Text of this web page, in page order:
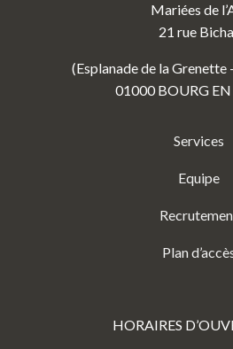
Mariées de
21 rue
(Esplanade de la Grenette
01000 BOURG EN
Services
Equipe
Plan
HORAIRES